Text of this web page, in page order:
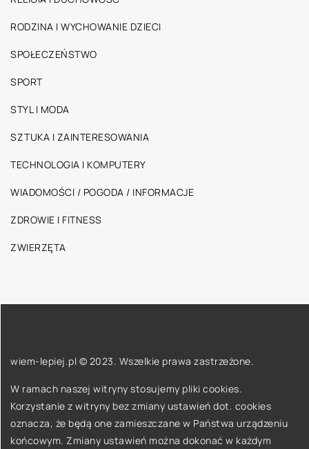
RODZINA I WYCHOWANIE DZIECI
SPOŁECZEŃSTWO
SPORT
STYL I MODA
SZTUKA I ZAINTERESOWANIA
TECHNOLOGIA I KOMPUTERY
WIADOMOŚCI / POGODA / INFORMACJE
ZDROWIE I FITNESS
ZWIERZĘTA
wiem-lepiej.pl © 2023. Wszelkie prawa zastrzeżone.
W ramach naszej witryny stosujemy pliki cookies.
Korzystanie z witryny bez zmiany ustawień dot. cookies
oznacza, że będą one zamieszczane w Państwa urządzeniu
końcowym. Zmiany ustawień można dokonać w każdym